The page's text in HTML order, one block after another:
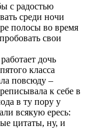
с радостью
среди ночи
полосы во время
свои
дочь
класса
повсюду –
к себе в
в ту пору у
всякую ересь:
цитаты, ну, и